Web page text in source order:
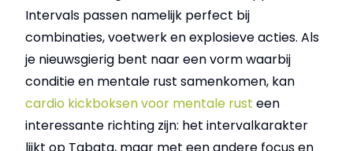
Intervals passen namelijk perfect bij
combinaties, voetwerk en explosieve acties. Als
je nieuwsgierig bent naar een vorm waarbij
conditie en mentale rust samenkomen, kan
cardio kickboksen voor mentale rust een
interessante richting zijn: het intervalkarakter